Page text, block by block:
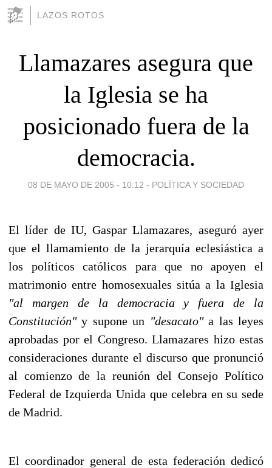
LAZOS ROTOS
Llamazares asegura que
la Iglesia se ha
posicionado fuera de la
democracia.
08 DE MAYO DE 2005 - 10:12 - POLÍTICA Y SOCIEDAD
El líder de IU, Gaspar Llamazares, aseguró ayer
que el llamamiento de la jerarquía eclesiástica a
los políticos católicos para que no apoyen el
matrimonio entre homosexuales sitúa a la Iglesia
"al margen de la democracia y fuera de la
Constitución"y supone un "desacato"a las leyes
aprobadas por el Congreso. Llamazares hizo estas
consideraciones durante el discurso que pronunció
al comienzo de la reunión del Consejo Político
Federal de Izquierda Unida que celebra en su sede
de Madrid.
El coordinador general de esta federación dedicó